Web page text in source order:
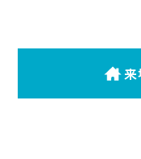
来